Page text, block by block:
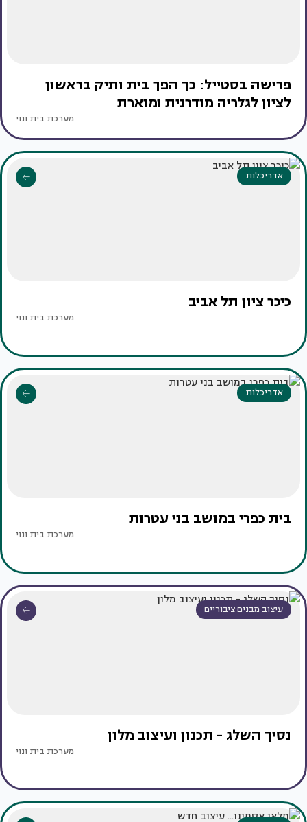
פרישה בסטייל: כך הפך בית ותיק בראשון
לציון לגלריה מודרנית ומוארת
מערכת בית ונוי
אדריכלות
כיכר ציון תל אביב
מערכת בית ונוי
אדריכלות
בית כפרי במושב בני עטרות
מערכת בית ונוי
עיצוב מבנים ציבוריים
נסיך השלג - תכנון ועיצוב מלון
מערכת בית ונוי